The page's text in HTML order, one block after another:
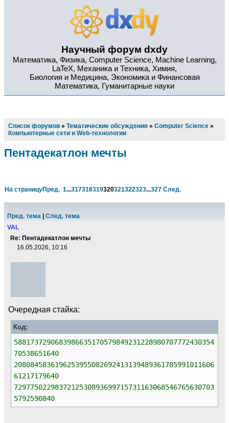
Научный форум dxdy
Математика, Физика, Computer Science, Machine Learning,
LaTeX, Механика и Техника, Химия,
Биология и Медицина, Экономика и Финансовая
Математика, Гуманитарные науки
Список форумов » Тематические обсуждения » Computer Science »
Компьютерные сети и Web-технологии
Пентадекатлон мечты
На страницуПред. 1...317318319320321322323...327 След.
Пред. тема
След. тема
VAL
Re: Пентадекатлон мечты
16.05.2026, 10:16
Очередная стайка:
Код:
5881737290683986635170579849231228980707772430354
70538651640
2080845836196253955082692413139489361785991011606
61217179640
7297750229837212530893699715731163068546765630703
5792590840